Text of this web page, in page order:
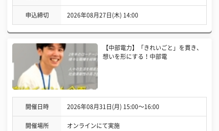
申込締切 2026年08月27日(木) 14:00
【中部電力】「きれいごと」を貫き、
想いを形にする！中部電
開催日時 2026年08月31日(月) 15:00〜16:00
開催場所 オンラインにて実施